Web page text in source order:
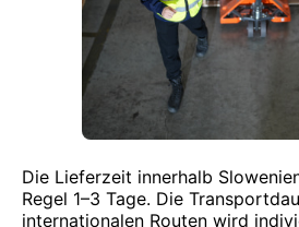
Die Lieferzeit innerhalb
Regel 1–3 Tage. Die
internationalen Routen wird